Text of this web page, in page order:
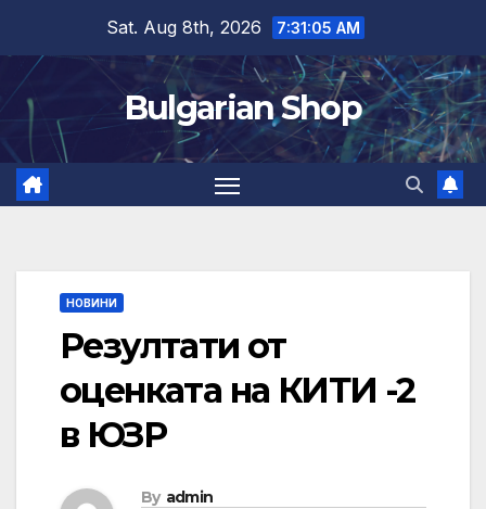
content
Sat. Aug 8th, 2026 7:31:06 AM
Bulgarian Shop
НОВИНИ
Резултати от
оценката на КИТИ -2
в ЮЗР
By admin